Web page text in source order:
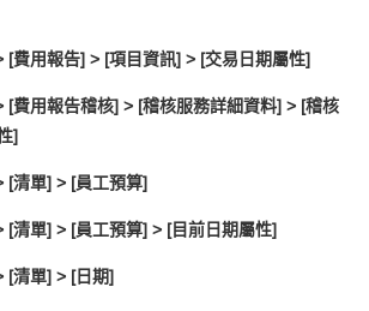
[費用報告] > [項目資訊] > [交易日期屬性]
[費用報告稽核] > [稽核服務詳細資料] > [稽核
]
[清單] > [員工預算]
[清單] > [員工預算] > [目前日期屬性]
[清單] > [日期]